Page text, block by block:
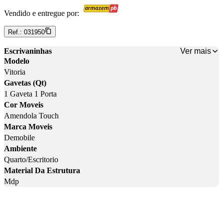
Vendido e entregue por:
Ref.: 031950
Escrivaninhas
Ver mais
Modelo
Vitoria
Gavetas (Qt)
1 Gaveta 1 Porta
Cor Moveis
Amendola Touch
Marca Moveis
Demobile
Ambiente
Quarto/Escritorio
Material Da Estrutura
Mdp